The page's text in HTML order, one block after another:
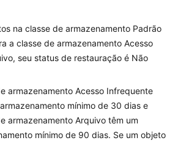
na classe de armazenamento Padrão
a classe de armazenamento Acesso
seu status de restauração é Não
armazenamento Acesso Infrequente
mínimo de 30 dias e
armazenamento Arquivo têm um
mínimo de 90 dias. Se um objeto